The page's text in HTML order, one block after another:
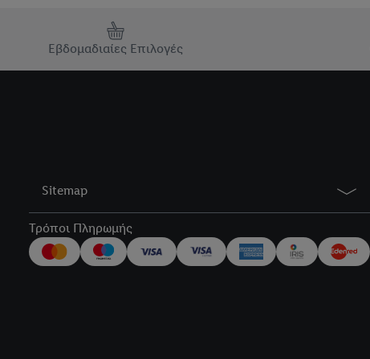
Εβδομαδιαίες Επιλογές
Sitemap
Τρόποι Πληρωμής